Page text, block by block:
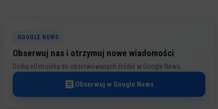
GOOGLE NEWS
Obserwuj nas i otrzymuj nowe wiadomości
Dodaj eOstroleka do obserwowanych źródeł w Google News.
Obserwuj w Google News